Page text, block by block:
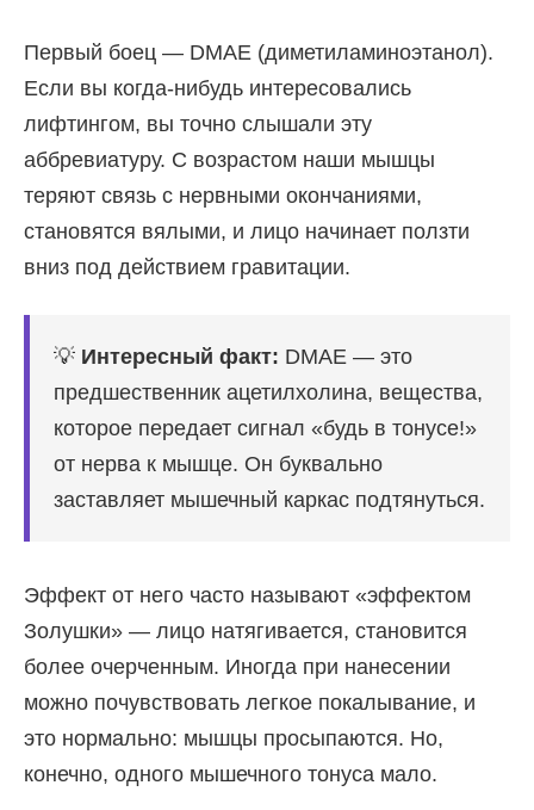
Первый боец — DMAE (диметиламиноэтанол).
Если вы когда-нибудь интересовались
лифтингом, вы точно слышали эту
аббревиатуру. С возрастом наши мышцы
теряют связь с нервными окончаниями,
становятся вялыми, и лицо начинает ползти
вниз под действием гравитации.
💡 Интересный факт: DMAE — это
предшественник ацетилхолина, вещества,
которое передает сигнал «будь в тонусе!»
от нерва к мышце. Он буквально
заставляет мышечный каркас подтянуться.
Эффект от него часто называют «эффектом
Золушки» — лицо натягивается, становится
более очерченным. Иногда при нанесении
можно почувствовать легкое покалывание, и
это нормально: мышцы просыпаются. Но,
конечно, одного мышечного тонуса мало.